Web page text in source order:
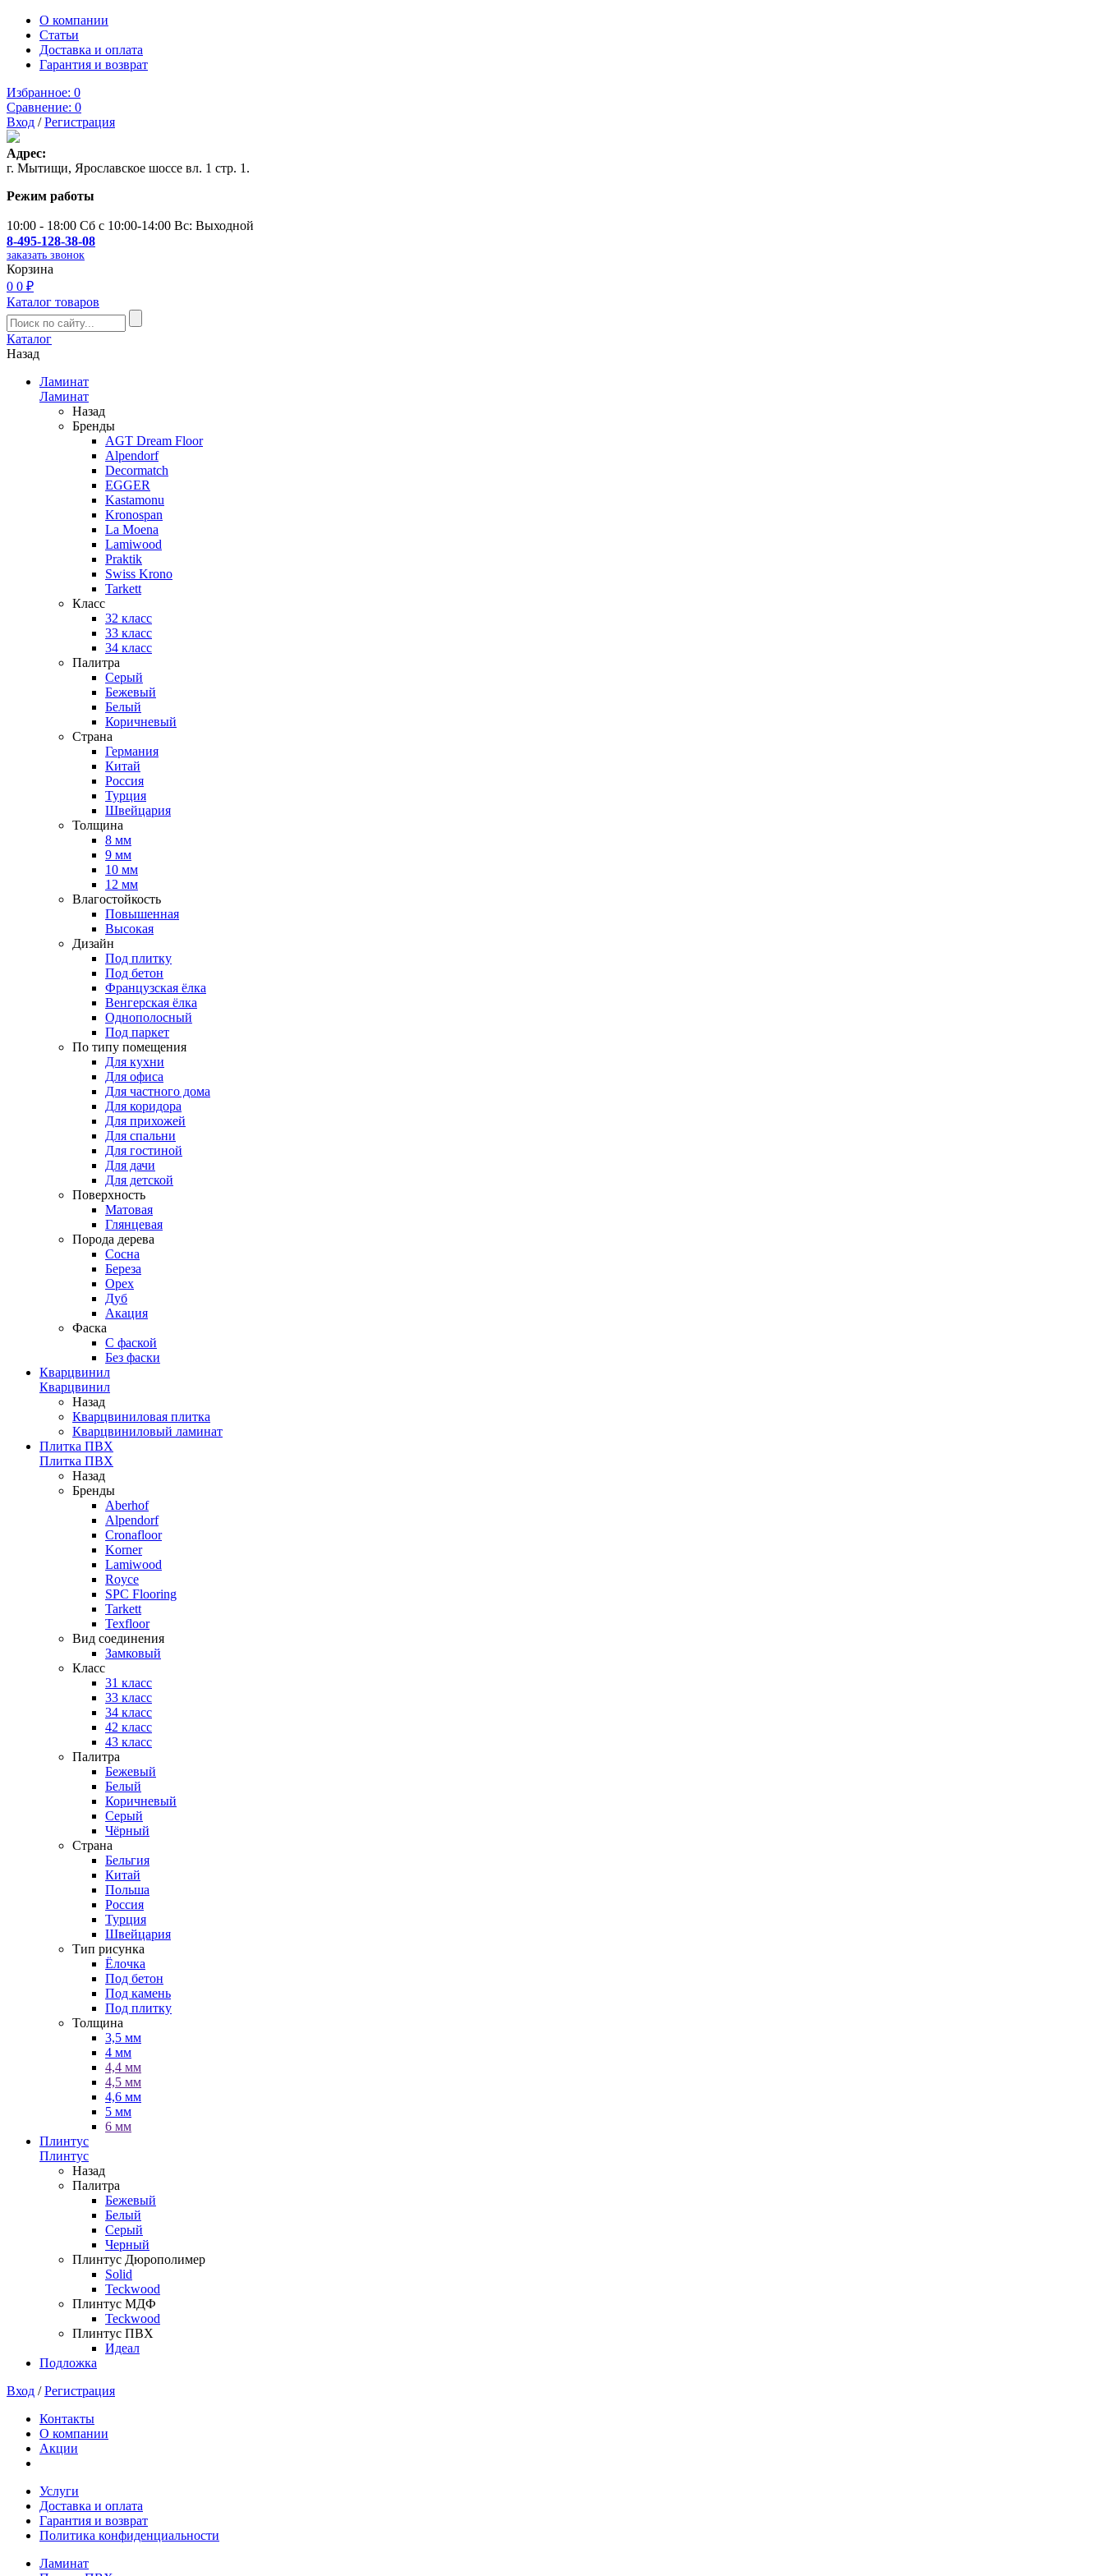
О компании
Статьи
Доставка и оплата
Гарантия и возврат
Избранное: 0
Сравнение: 0
Вход /Регистрация
Адрес:
г. Мытищи, Ярославское шоссе вл. 1 стр. 1.
Режим работы
10:00 - 18:00 Сб с 10:00-14:00 Вс: Выходной
8-495-128-38-08
заказать звонок
Корзина
0 0 ₽
Каталог товаров
Каталог
Назад
Ламинат
Ламинат
Назад
Бренды
AGT Dream Floor
Alpendorf
Decormatch
EGGER
Kastamonu
Kronospan
La Moena
Lamiwood
Praktik
Swiss Krono
Tarkett
Класс
32 класс
33 класс
34 класс
Палитра
Серый
Бежевый
Белый
Коричневый
Страна
Германия
Китай
Россия
Турция
Швейцария
Толщина
8 мм
9 мм
10 мм
12 мм
Влагостойкость
Повышенная
Высокая
Дизайн
Под плитку
Под бетон
Французская ёлка
Венгерская ёлка
Однополосный
Под паркет
По типу помещения
Для кухни
Для офиса
Для частного дома
Для коридора
Для прихожей
Для спальни
Для гостиной
Для дачи
Для детской
Поверхность
Матовая
Глянцевая
Порода дерева
Сосна
Береза
Орех
Дуб
Акация
Фаска
С фаской
Без фаски
Кварцвинил
Кварцвинил
Назад
Кварцвиниловая плитка
Кварцвиниловый ламинат
Плитка ПВХ
Плитка ПВХ
Назад
Бренды
Aberhof
Alpendorf
Cronafloor
Korner
Lamiwood
Royce
SPC Flooring
Tarkett
Texfloor
Вид соединения
Замковый
Класс
31 класс
33 класс
34 класс
42 класс
43 класс
Палитра
Бежевый
Белый
Коричневый
Серый
Чёрный
Страна
Бельгия
Китай
Польша
Россия
Турция
Швейцария
Тип рисунка
Ёлочка
Под бетон
Под камень
Под плитку
Толщина
3,5 мм
4 мм
4,4 мм
4,5 мм
4,6 мм
5 мм
6 мм
Плинтус
Плинтус
Назад
Палитра
Бежевый
Белый
Серый
Черный
Плинтус Дюрополимер
Solid
Teckwood
Плинтус МДФ
Teckwood
Плинтус ПВХ
Идеал
Подложка
Вход /Регистрация
Контакты
О компании
Акции
Услуги
Доставка и оплата
Гарантия и возврат
Политика конфиденциальности
Ламинат